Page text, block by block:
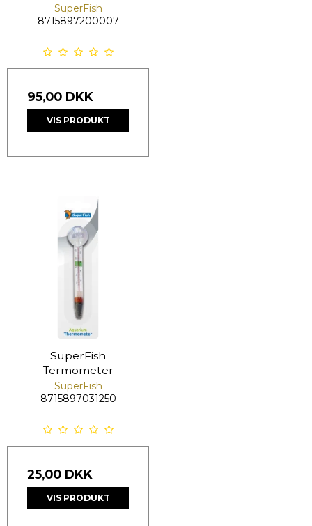
SuperFish
8715897200007
95,00 DKK
VIS PRODUKT
SuperFish
Termometer
SuperFish
8715897031250
25,00 DKK
VIS PRODUKT